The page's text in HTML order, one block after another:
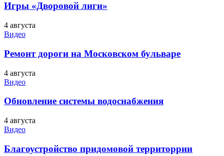
Игры «Дворовой лиги»
4 августа
Видео
Ремонт дороги на Московском бульваре
4 августа
Видео
Обновление системы водоснабжения
4 августа
Видео
Благоустройство придомовой территоррии